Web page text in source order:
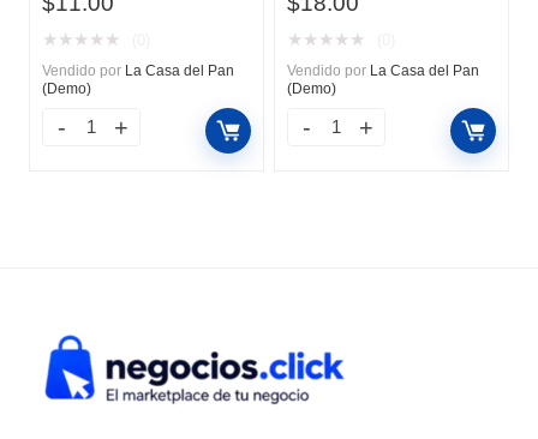
★ ★ ★ ★ ★
Vendido por La Casa del Pan
(Demo)
★ ★ ★ ★ ★
Vendido por La Casa del Pan
(Demo)